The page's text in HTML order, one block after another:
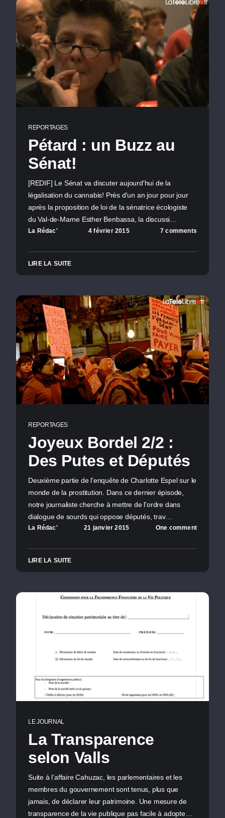
REPORTAGES
Pétard : un Buzz au
Sénat!
[REDIF] Le Sénat va discuter aujourd'hui de la
légalisation du cannabis! Près d'un an jour pour jour
après la proposition de loi de la sénatrice écologiste
du Val-de-Marne Esther Benbassa, la discussi…
La Rédac' 4 février 2015 7 comments
LIRE LA SUITE
REPORTAGES
Joyeux Bordel 2/2 :
Des Putes et Députés
Deuxième partie de l'enquête de Charlotte Espel sur le
monde de la prostitution. Dans ce dernier épisode,
notre journaliste cherche à mettre de l'ordre dans
dialogue de sourds qui oppose députés, trav…
La Rédac' 21 janvier 2015 One comment
LIRE LA SUITE
LE JOURNAL
La Transparence
selon Valls
Suite à l’affaire Cahuzac, les parlementaires et les
membres du gouvernement sont tenus, plus que
jamais, de déclarer leur patrimoine. Une mesure de
transparence de la vie publique pas facile à adopte…